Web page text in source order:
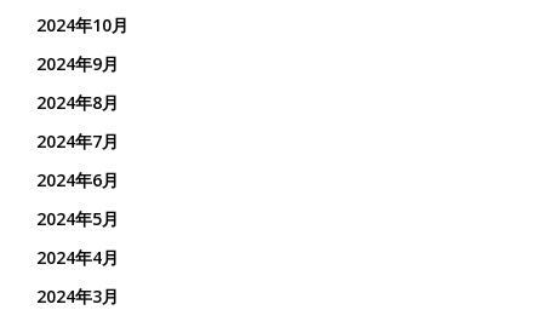
2024年10月
2024年9月
2024年8月
2024年7月
2024年6月
2024年5月
2024年4月
2024年3月